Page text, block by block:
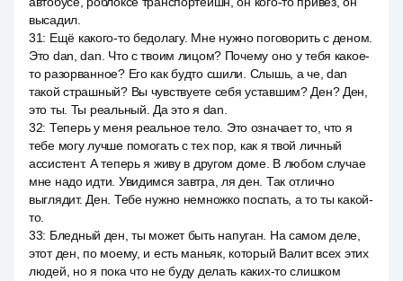
высадил.
31: Ещё какого-то бедолагу. Мне нужно поговорить с деном.
Это dan, dan. Что с твоим лицом? Почему оно у тебя какое-
то разорванное? Его как будто сшили. Слышь, а че, dan
такой страшный? Вы чувствуете себя уставшим? Ден? Ден,
это ты. Ты реальный. Да это я dan.
32: Теперь у меня реальное тело. Это означает то, что я
тебе могу лучше помогать с тех пор, как я твой личный
ассистент. А теперь я живу в другом доме. В любом случае
мне надо идти. Увидимся завтра, ля ден. Так отлично
выглядит. Ден. Тебе нужно немножко поспать, а то ты какой-
то.
33: Бледный ден, ты может быть напуган. На самом деле,
этот ден, по моему, и есть маньяк, который Валит всех этих
людей, но я пока что не буду делать каких-то слишком